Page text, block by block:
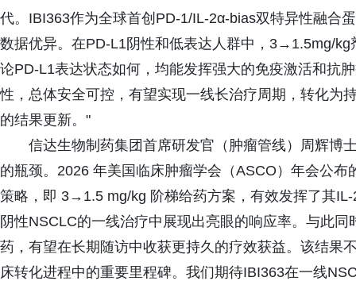
代。IBI363作为全球首创PD-1/IL-2α-bias双特异性融合
数据优异。在PD-L1阴性和低表达人群中，3→1.5mg/
论PD-L1表达状态如何，均能发挥强大的免疫激活和抗
性，总体安全可控，有望实现一线长治疗周期，转化为
的结果更新。"
信达生物制药集团首席研发官（肿瘤管线）周辉博
的瓶颈。2026 年美国临床肿瘤学会（ASCO）年会公
策略，即 3→1.5 mg/kg 阶梯给药方案，有效发挥了其
阴性NSCLC的一线治疗中展现出亮眼的响应率。与此
药，有望在长期随访中收获更持久的疗效获益。该结果
床转化进程中的重要里程碑。我们期待IBI363在一线